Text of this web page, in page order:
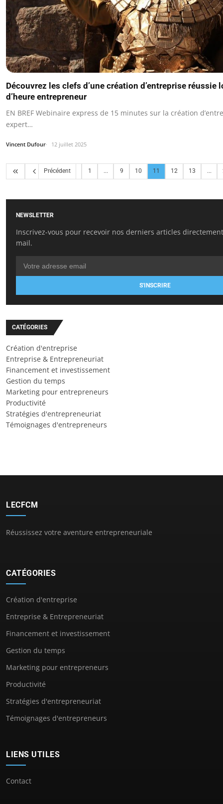
Découvrez les clefs d’une création d’entreprise réussie
d’heure entrepreneur
EN BREF Webinaire express de 15 minutes sur la création
expert…
Vincent Dufour 12 juillet 2025
Précédent 1 ... 9 10 11 12 13 ...
NEWSLETTER
Inscrivez-vous pour recevoir nos derniers articles
mail.
S'INSCRIRE
CATÉGORIES
Création d'entreprise
Entreprise & Entrepreneuriat
Financement et investissement
Gestion du temps
Marketing pour entrepreneurs
Productivité
Stratégies d'entrepreneuriat
Témoignages d'entrepreneurs
LECFCM
Réussissez votre aventure entrepreneuriale
CATÉGORIES
Création d'entreprise
Entreprise & Entrepreneuriat
Financement et investissement
Gestion du temps
Marketing pour entrepreneurs
Productivité
Stratégies d'entrepreneuriat
Témoignages d'entrepreneurs
LIENS UTILES
Contact